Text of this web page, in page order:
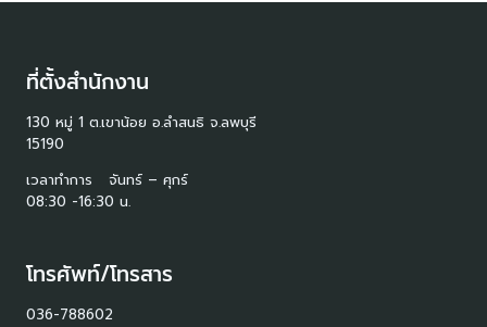
ที่ตั้งสำนักงาน
130 หมู่ 1 ต.เขาน้อย อ.ลำสนธิ จ.ลพบุรี
15190
เวลาทำการ จันทร์ – ศุกร์
08:30 -16:30 น.
โทรศัพท์/โทรสาร
036-788602